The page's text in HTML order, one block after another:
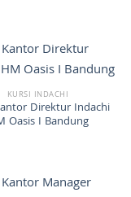
KURSI INDACHI
Direktur Indachi
Oasis I Bandung